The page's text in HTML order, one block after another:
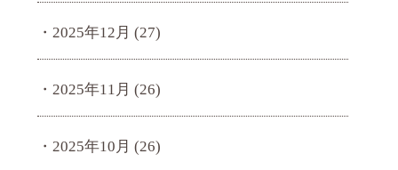
2025年12月 (27)
2025年11月 (26)
2025年10月 (26)